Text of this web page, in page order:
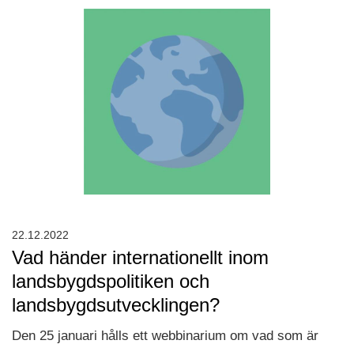
Vad händer internationellt inom
landsbygdspolitiken och
landsbygdsutvecklingen?
Den 25 januari hålls ett webbinarium om vad som är
22.12.2022